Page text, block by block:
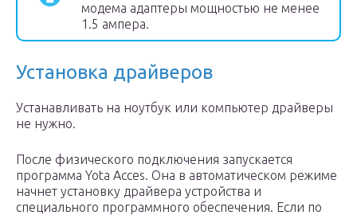
модема адаптеры мощностью не менее
1.5 ампера.
Установка драйверов
Устанавливать на ноутбук или компьютер драйверы
не нужно.
После физического подключения запускается
программа Yota Acces. Она в автоматическом режиме
начнет установку драйвера устройства и
специального программного обеспечения. Если по